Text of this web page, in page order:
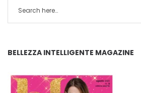
BELLEZZA INTELLIGENTE MAGAZINE